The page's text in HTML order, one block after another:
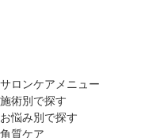
サロンケアメニュー
施術別で探す
お悩み別で探す
角質ケア